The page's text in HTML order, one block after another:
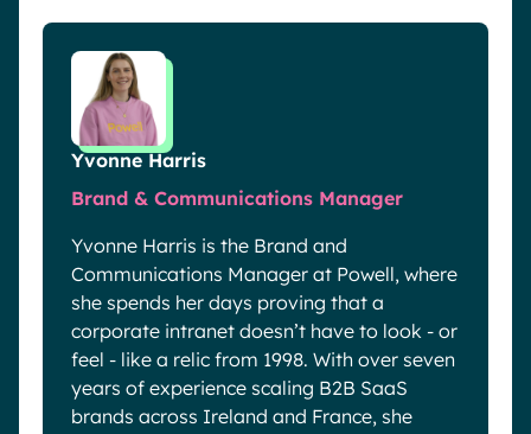
Yvonne Harris
Brand & Communications Manager
Yvonne Harris is the Brand and
Communications Manager at Powell, where
she spends her days proving that a
corporate intranet doesn’t have to look - or
feel - like a relic from 1998. With over seven
years of experience scaling B2B SaaS
brands across Ireland and France, she